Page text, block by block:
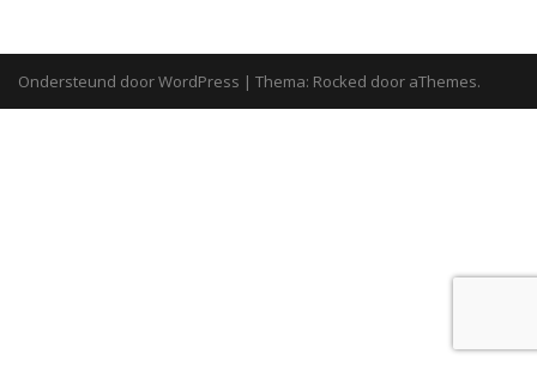
Ondersteund door WordPress | Thema: Rocked door aThemes.